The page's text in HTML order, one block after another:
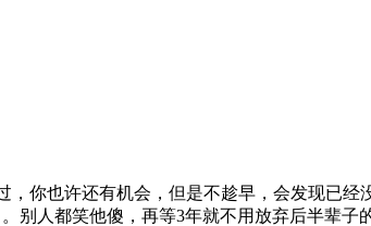
你也许还有机会，但是不趁早，会发现已经
别人都笑他傻，再等3年就不用放弃后半辈子